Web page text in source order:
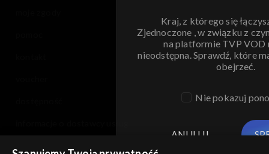
Kraj, z którego się
Zjednoczone , w związku z
na platformie TVP VOD
nieodstępna. Sprawdź, które
obejrzeć.
Nie pokazuj
ANULUJ